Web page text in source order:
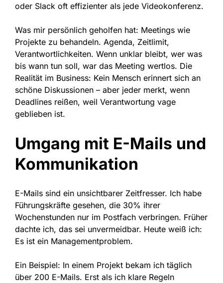
oder Slack oft effizienter als jede Videokonferenz.
Was mir persönlich geholfen hat: Meetings wie
Projekte zu behandeln. Agenda, Zeitlimit,
Verantwortlichkeiten. Wenn unklar bleibt, wer was
bis wann tun soll, war das Meeting wertlos. Die
Realität im Business: Kein Mensch erinnert sich an
schöne Diskussionen – aber jeder merkt, wenn
Deadlines reißen, weil Verantwortung vage
geblieben ist.
Umgang mit E-Mails und
Kommunikation
E-Mails sind ein unsichtbarer Zeitfresser. Ich habe
Führungskräfte gesehen, die 30% ihrer
Wochenstunden nur im Postfach verbringen. Früher
dachte ich, das sei unvermeidbar. Heute weiß ich:
Es ist ein Managementproblem.
Ein Beispiel: In einem Projekt bekam ich täglich
über 200 E-Mails. Erst als ich klare Regeln